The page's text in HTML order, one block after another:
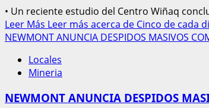
• Un reciente estudio del Centro Wiñaq
Leer Más Leer más acerca de Cinco de
NEWMONT ANUNCIA DESPIDOS MASIVOS
Locales
Mineria
NEWMONT ANUNCIA DESPIDOS